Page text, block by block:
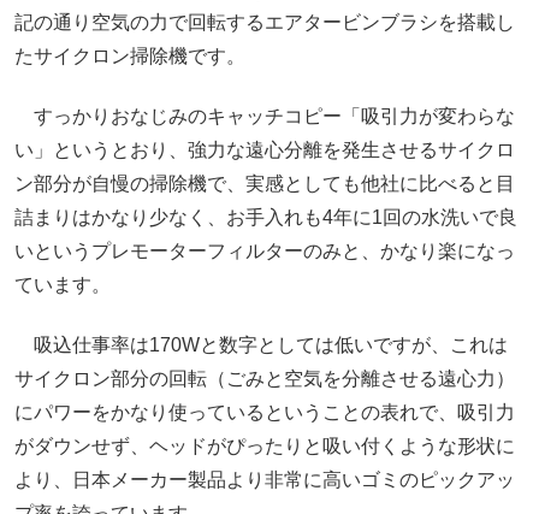
記の通り空気の力で回転するエアタービンブラシを搭載し
たサイクロン掃除機です。
すっかりおなじみのキャッチコピー「吸引力が変わらな
い」というとおり、強力な遠心分離を発生させるサイクロ
ン部分が自慢の掃除機で、実感としても他社に比べると目
詰まりはかなり少なく、お手入れも4年に1回の水洗いで良
いというプレモーターフィルターのみと、かなり楽になっ
ています。
吸込仕事率は170Wと数字としては低いですが、これは
サイクロン部分の回転（ごみと空気を分離させる遠心力）
にパワーをかなり使っているということの表れで、吸引力
がダウンせず、ヘッドがぴったりと吸い付くような形状に
より、日本メーカー製品より非常に高いゴミのピックアッ